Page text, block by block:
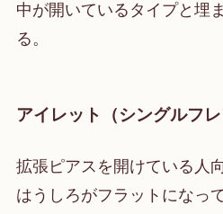
中が開いているタイプと埋
る。
アイレット（シングルフ
拡張ピアスを開けている人
はうしろがフラットになっ